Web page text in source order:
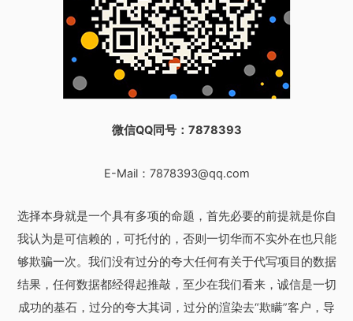
微信QQ同号：7878393
E-Mail： 7878393@qq.com
选择本身就是一个具有多项的命题，首先必要的前提就是你自
我认为是可信赖的，可托付的，否则一切华而不实外在也只能
够欺骗一次。我们没有过分的夸大任何有关于代写项目的数据
结果，任何数据都经得起推敲，至少在我们看来，诚信是一切
成功的基石，过分的夸大其词，过分的渲染去“欺瞒”客户，导